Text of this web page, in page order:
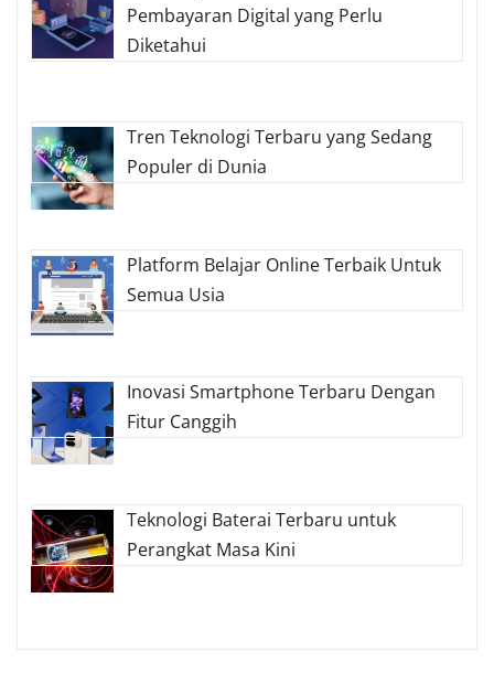
Pembayaran Digital yang Perlu
Diketahui
Tren Teknologi Terbaru yang Sedang
Populer di Dunia
Platform Belajar Online Terbaik Untuk
Semua Usia
Inovasi Smartphone Terbaru Dengan
Fitur Canggih
Teknologi Baterai Terbaru untuk
Perangkat Masa Kini